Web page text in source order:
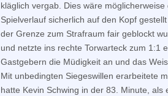
kläglich vergab. Dies wäre
Spielverlauf sicherlich auf den Kopf
der Grenze zum Strafraum fair geblockt
und netzte ins rechte Torwarteck zum 1:1
Gastgebern die Müdigkeit an und das
Mit unbedingten Siegeswillen erarbeitete
hatte Kevin Schwing in der 83. Minute,